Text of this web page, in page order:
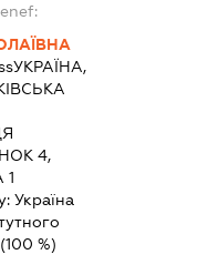
УКРАЇНА,
4,
1
Україна
(100 %)